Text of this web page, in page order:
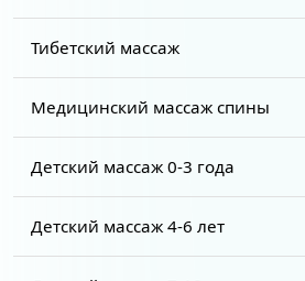
Тибетский массаж
Медицинский массаж спины
Детский массаж 0-3 года
Детский массаж 4-6 лет